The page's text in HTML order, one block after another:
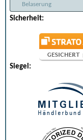
Belaserung
Sicherheit:
Siegel: